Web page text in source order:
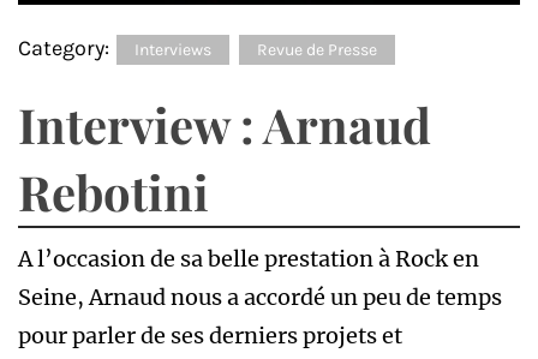
Category: Interviews Revue de Presse
Interview : Arnaud
Rebotini
A l’occasion de sa belle prestation à Rock en
Seine, Arnaud nous a accordé un peu de temps
pour parler de ses derniers projets et